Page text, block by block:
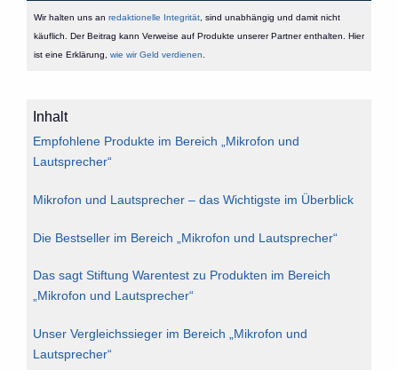
Wir halten uns an redaktionelle Integrität, sind unabhängig und damit nicht
käuflich. Der Beitrag kann Verweise auf Produkte unserer Partner enthalten. Hier
ist eine Erklärung, wie wir Geld verdienen
Inhalt
Empfohlene Produkte im Bereich „Mikrofon und
Lautsprecher“
Mikrofon und Lautsprecher – das Wichtigste im Überblick
Die Bestseller im Bereich „Mikrofon und Lautsprecher“
Das sagt Stiftung Warentest zu Produkten im Bereich
„Mikrofon und Lautsprecher“
Unser Vergleichssieger im Bereich „Mikrofon und
Lautsprecher“